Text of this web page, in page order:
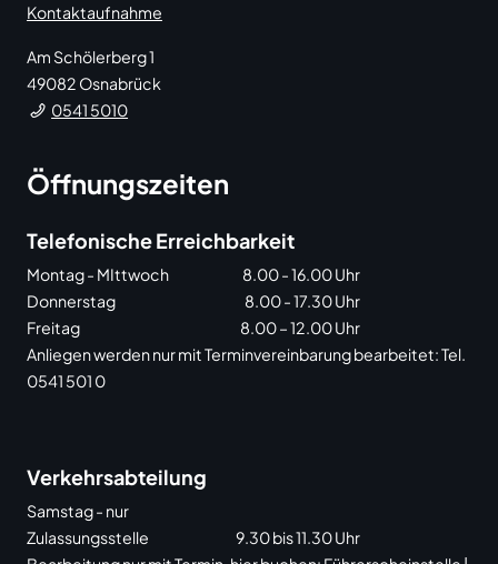
Kontaktaufnahme
Am Schölerberg 1
49082 Osnabrück
0541 5010
Öffnungszeiten
Telefonische Erreichbarkeit
Montag - MIttwoch
8.00 - 16.00 Uhr
Donnerstag
8.00 - 17.30 Uhr
Freitag
8.00 – 12.00 Uhr
Anliegen werden nur mit Terminvereinbarung bearbeitet: Tel.
0541 501 0
Verkehrsabteilung
Samstag - nur
Zulassungsstelle
9.30 bis 11.30 Uhr